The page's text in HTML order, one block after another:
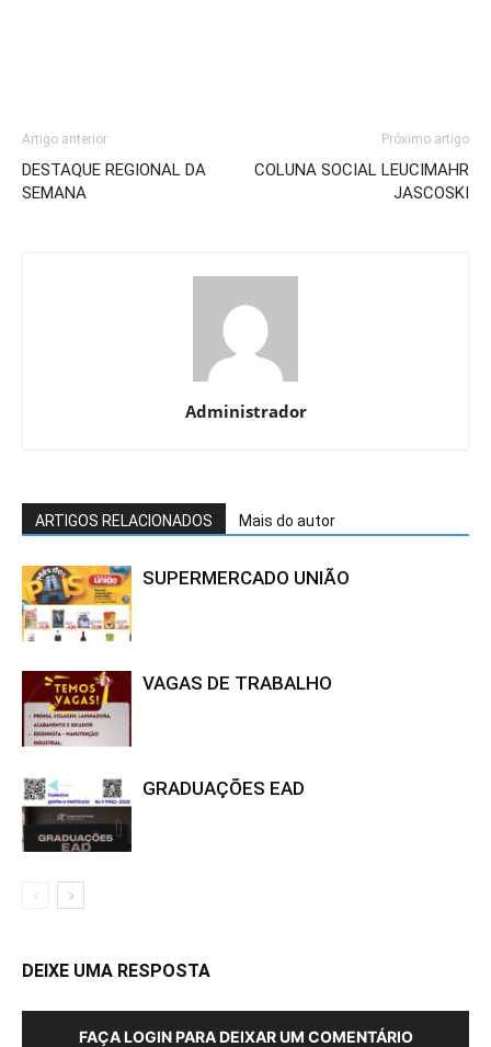
Artigo anterior
DESTAQUE REGIONAL DA
SEMANA
Próximo artigo
COLUNA SOCIAL LEUCIMAHR
JASCOSKI
Administrador
ARTIGOS RELACIONADOS Mais do autor
SUPERMERCADO UNIÃO
VAGAS DE TRABALHO
GRADUAÇÕES EAD
DEIXE UMA RESPOSTA
FAÇA LOGIN PARA DEIXAR UM COMENTÁRIO